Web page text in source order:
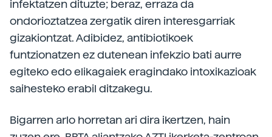
infektatzen dituzte; beraz, erraza da
ondorioztatzea zergatik diren interesgarriak
gizakiontzat. Adibidez, antibiotikoek
funtzionatzen ez dutenean infekzio bati aurre
egiteko edo elikagaiek eragindako intoxikazioak
saihesteko erabil ditzakegu.
Bigarren arlo horretan ari dira ikertzen, hain